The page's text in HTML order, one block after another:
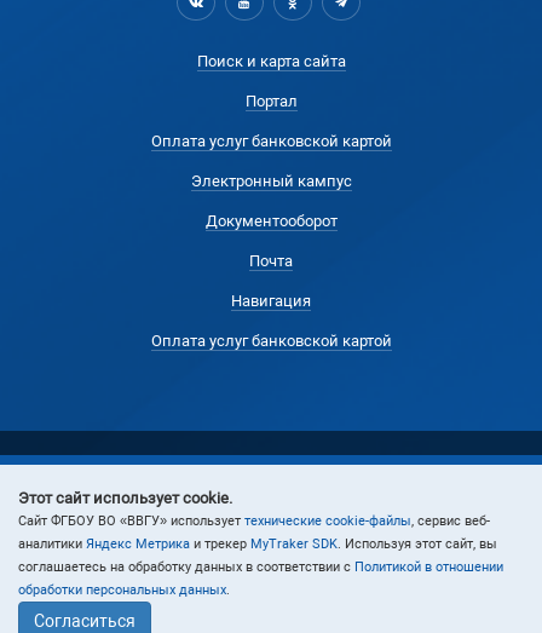
Поиск и карта сайта
Портал
Оплата услуг банковской картой
Электронный кампус
Документооборот
Почта
Навигация
Оплата услуг банковской картой
© 2024 Владивостокский государственный университет
Этот сайт использует cookie.
Cайт ФГБОУ ВО «ВВГУ» использует технические cookie-файлы, сервис веб-
аналитики Яндекс Метрика и трекер MyTraker SDK. Используя этот сайт, вы
соглашаетесь на обработку данных в соответствии с Политикой в отношении
обработки персональных данных.
Согласиться